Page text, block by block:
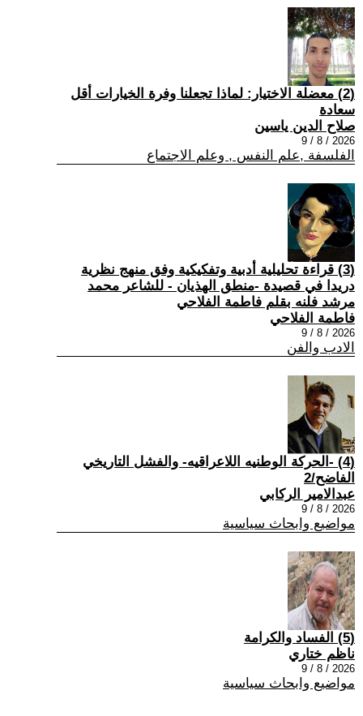
(2) معضلة الاختيار: لماذا تجعلنا وفرة الخيارات أقل
سعادة
صلاح الدين ياسين
2026 / 8 / 9
الفلسفة ,علم النفس , وعلم الاجتماع
(3) قراءة تحليلية أدبية وتفكيكية وفق منهج نظرية
دريدا في قصيدة -منطق الهذيان - للشاعر محمد
مرشد فلنه بقلم فاطمة الفلاحي
فاطمة الفلاحي
2026 / 8 / 9
الادب والفن
(4) -الحركة الوطنيه اللاعراقيه- والفشل التاريخي
الفاضح/2
عبدالامير الركابي
2026 / 8 / 9
مواضيع وابحاث سياسية
(5) الفساد والكرامة
ناظم ختاري
2026 / 8 / 9
مواضيع وابحاث سياسية